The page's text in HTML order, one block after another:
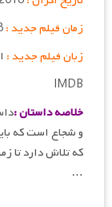
زمان فیلم جدید :
زبان فیلم جدید :
IMDB
خلاصه داستان :
و شجاع است که
که تلاش دارد تا
…